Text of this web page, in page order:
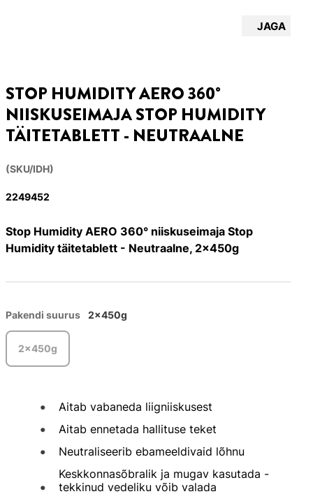
JAGA
STOP HUMIDITY AERO 360°
NIISKUSEIMAJA STOP HUMIDITY
TÄITETABLETT - NEUTRAALNE
(SKU/IDH)
2249452
Stop Humidity AERO 360° niiskuseimaja Stop
Humidity täitetablett - Neutraalne, 2x450g
Pakendi suurus 2x450g
2x450g
Aitab vabaneda liigniiskusest
Aitab ennetada hallituse teket
Neutraliseerib ebameeldivaid lõhnu
Keskkonnasõbralik ja mugav kasutada -
tekkinud vedeliku võib valada